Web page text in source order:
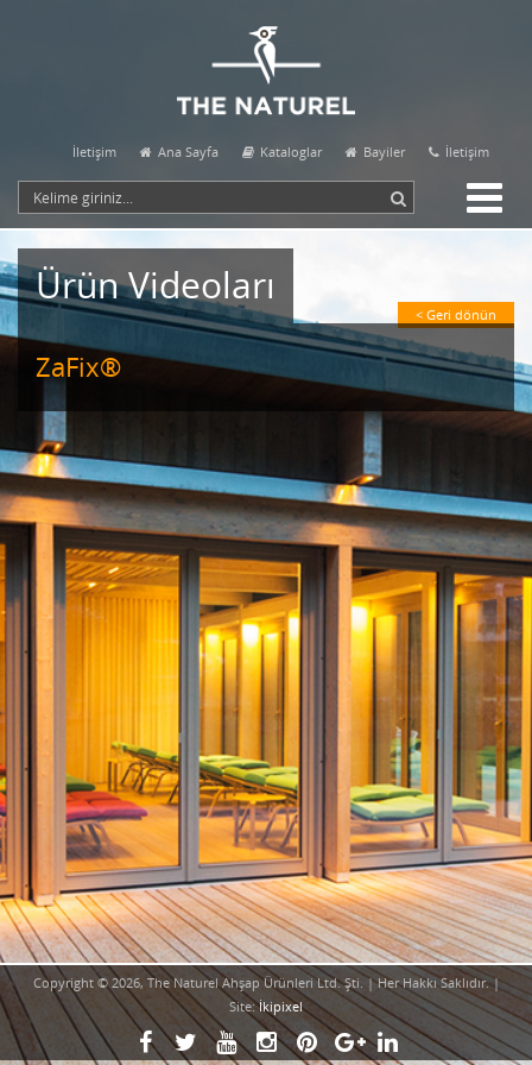
İletişim Ana Sayfa Kataloglar Bayiler İletişim
Ürün Videoları
< Geri dönün
ZaFix®
Copyright © 2026, The Naturel Ahşap Ürünleri Ltd. Şti. | Her Hakkı Saklıdır. |
Site:İkipixel